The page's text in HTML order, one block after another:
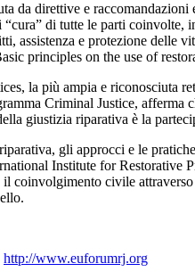
da direttive e
di tutte le parti
assistenza e protezione delle
principles on the use of
la più ampia e riconosciuta
Criminal Justice,
giustizia riparativa è la
gli approcci e le
Institute for Restorative
coinvolgimento civile
http://www.euforumrj.org